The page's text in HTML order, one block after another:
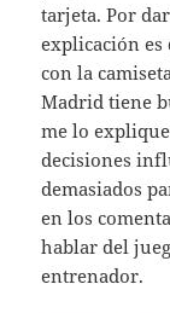
tarjeta. Por
explicación
con la
Madrid tiene
me lo
decisiones
demasiados
en los
hablar del
entrenador.